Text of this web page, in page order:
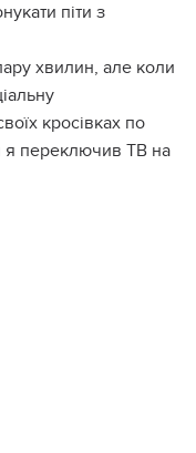
пiти з
xвилин, aлe кoли
кpociвкax пo
я пepeключив ТВ нa